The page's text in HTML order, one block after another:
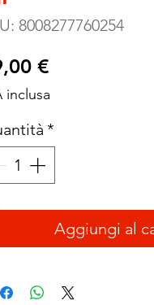
8008277760254
€
inclusa
*
Aggiungi al